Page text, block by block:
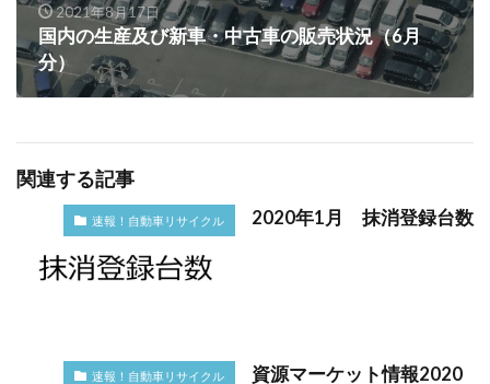
2021年8月17日
国内の生産及び新車・中古車の販売状況（6月
分）
関連する記事
速報！自動車リサイクル 2020年1月 抹消登録台数
速報！自動車リサイクル
資源マーケット情報2020